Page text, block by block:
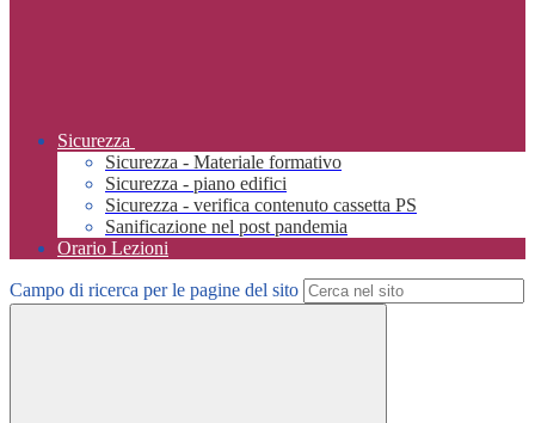
Sicurezza
Sicurezza - Materiale formativo
Sicurezza - piano edifici
Sicurezza - verifica contenuto cassetta PS
Sanificazione nel post pandemia
Orario Lezioni
Campo di ricerca per le pagine del sito